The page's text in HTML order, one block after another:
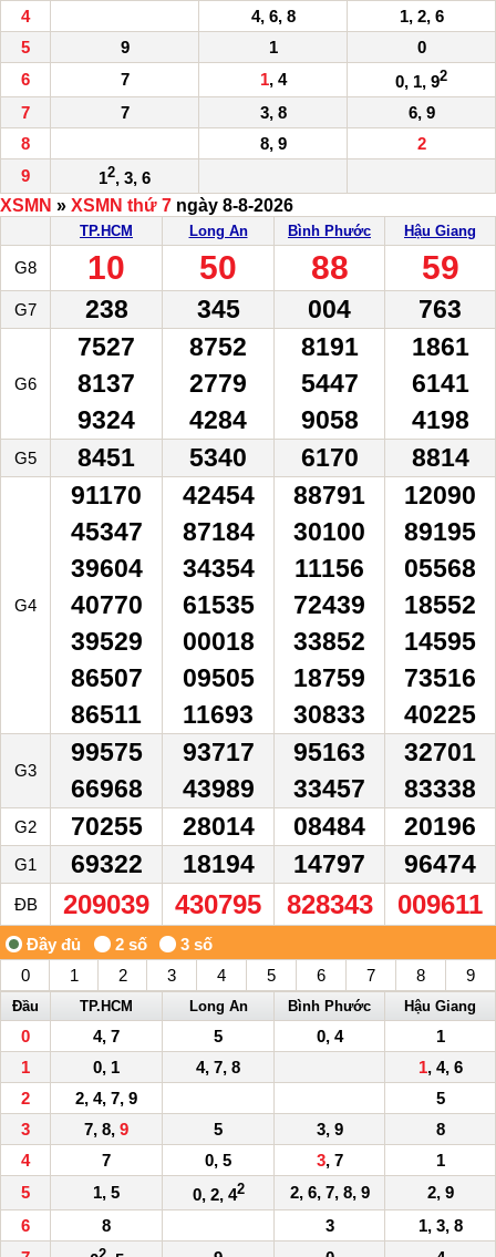
4
4, 6, 8
1, 2, 6
5
9 1
0
6
7 1, 4 0, 1, 92
7 7 3, 8
6, 9
8
8, 9
2
9
12, 3, 6
XSMN » XSMN thứ 7 ngày 8-8-2026
TP.HCM Long An Bình Phước Hậu Giang
G8 10 50 88 59
G7 238 345 004 763
G6
7527
8137
9324
8752
2779
4284
8191
5447
9058
1861
6141
4198
G5 8451 5340 6170 8814
G4
91170
45347
39604
40770
39529
86507
86511
42454
87184
34354
61535
00018
09505
11693
88791
30100
11156
72439
33852
18759
30833
12090
89195
05568
18552
14595
73516
40225
G3
99575
66968
93717
43989
95163
33457
32701
83338
G2 70255 28014 08484 20196
G1 69322 18194 14797 96474
ĐB 209039 430795 828343 009611
0 1 2 3 4 5 6 7 8 9
Đầu TP.HCM Long An Bình Phước Hậu Giang
0 4, 7 5 0, 4
1
1
0, 1 4, 7, 8 1, 4, 6
2
2, 4, 7, 9
5
3
7, 8, 9 5 3, 9
8
4
7 0, 5 3, 7
1
5
1, 5 0, 2, 42 2, 6, 7, 8, 9
2, 9
6
8 3
1, 3, 8